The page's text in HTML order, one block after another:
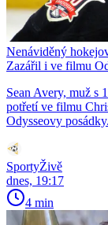
Nenáviděný
Zazářil i ve filmu
Sean Avery, muž s
potřetí ve filmu
Odysseovy posádky.
SportyŽivě
dnes, 19:17
4 min